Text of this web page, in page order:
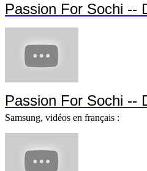
Passion For Sochi --
Passion For Sochi --
Samsung, vidéos en français :